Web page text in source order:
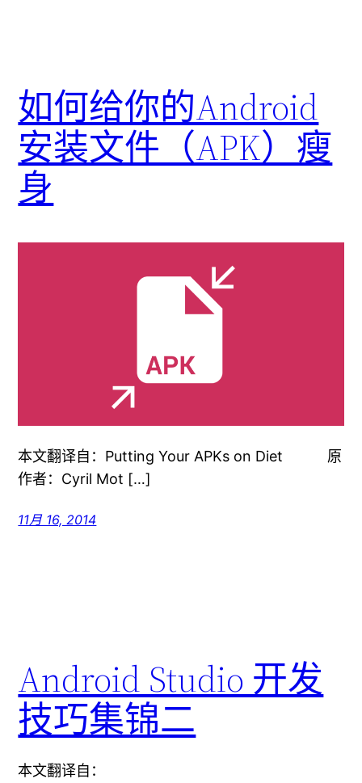
如何给你的Android
安装文件（APK）瘦
身
本文翻译自：Putting Your APKs on Diet 原
作者：Cyril Mot […]
11月 16, 2014
Android Studio 开发
技巧集锦二
本文翻译自：